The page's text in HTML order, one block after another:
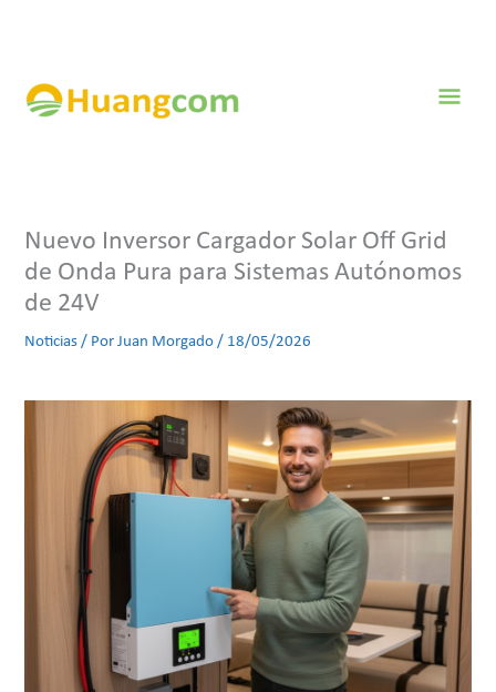
Nuevo Inversor Cargador Solar Off Grid
de Onda Pura para Sistemas Autónomos
de 24V
Noticias / PorJuan Morgado/ 18/05/2026